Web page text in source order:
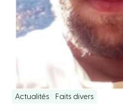
Actualités Faits divers